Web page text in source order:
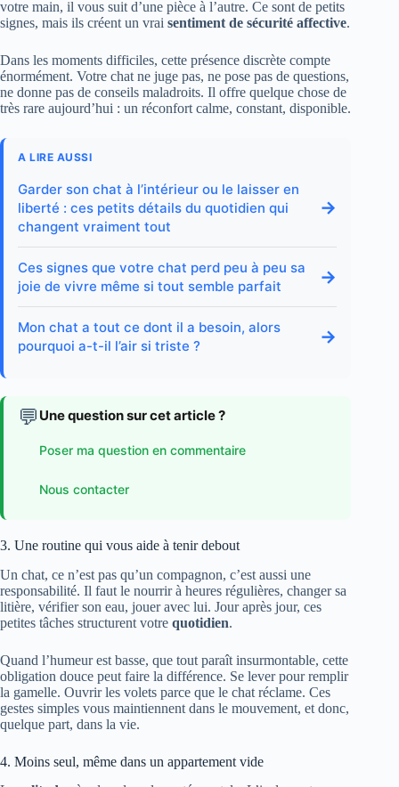
votre main, il vous suit d’une pièce à l’autre. Ce sont de petits
signes, mais ils créent un vrai sentiment de sécurité affective.
Dans les moments difficiles, cette présence discrète compte
énormément. Votre chat ne juge pas, ne pose pas de questions,
ne donne pas de conseils maladroits. Il offre quelque chose de
très rare aujourd’hui : un réconfort calme, constant, disponible.
A LIRE AUSSI
Garder son chat à l’intérieur ou le laisser en
liberté : ces petits détails du quotidien qui
changent vraiment tout
→
Ces signes que votre chat perd peu à peu sa
joie de vivre même si tout semble parfait
→
Mon chat a tout ce dont il a besoin, alors
pourquoi a-t-il l’air si triste ?
→
💬 Une question sur cet article ?
Poser ma question en commentaire
Nous contacter
3. Une routine qui vous aide à tenir debout
Un chat, ce n’est pas qu’un compagnon, c’est aussi une
responsabilité. Il faut le nourrir à heures régulières, changer sa
litière, vérifier son eau, jouer avec lui. Jour après jour, ces
petites tâches structurent votre quotidien.
Quand l’humeur est basse, que tout paraît insurmontable, cette
obligation douce peut faire la différence. Se lever pour remplir
la gamelle. Ouvrir les volets parce que le chat réclame. Ces
gestes simples vous maintiennent dans le mouvement, et donc,
quelque part, dans la vie.
4. Moins seul, même dans un appartement vide